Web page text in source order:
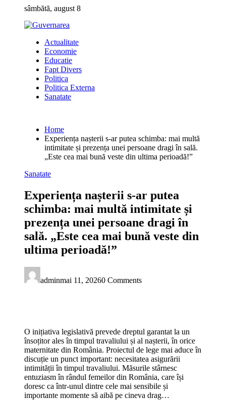
content
sâmbătă, august 8
Actualitate
Economie
Educatie
Fapt Divers
Politica
Politica Externa
Sanatate
Home
Experiența nașterii s-ar putea schimba: mai multă
intimitate și prezența unei persoane dragi în sală.
„Este cea mai bună veste din ultima perioadă!”
Sanatate
Experiența nașterii s-ar putea
schimba: mai multă intimitate și
prezența unei persoane dragi în
sală. „Este cea mai bună veste din
ultima perioadă!”
adminmai 11, 20260 Comments
O inițiativa legislativă prevede dreptul garantat la un
însoțitor ales în timpul travaliului și al nașterii, în orice
maternitate din România. Proiectul de lege mai aduce în
discuție un punct important: necesitatea asigurării
intimității în timpul travaliului. Măsurile stârnesc
entuziasm în rândul femeilor din România, care își
doresc ca într-unul dintre cele mai sensibile și
importante momente să aibă pe cineva drag…